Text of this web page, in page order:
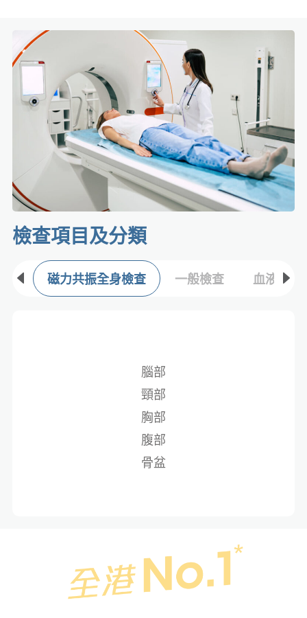
檢查項目及分類​
磁力共振全身檢查 一般檢查 血液常規
腦部
頸部
胸部
腹部
骨盆